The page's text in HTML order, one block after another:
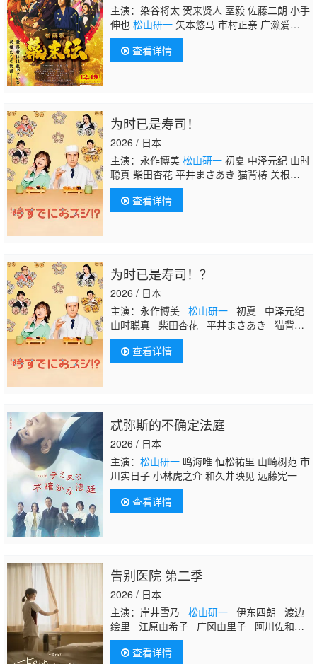
主演：染谷将太 贺来贤人 室毅 佐藤二朗 小手
伸也 松山研一矢本悠马 市村正亲 广濑爱丽
丝 渡部笃郎 胜地凉 岩田刚典 山田孝之 高桥
克实 山下美月 仓悠贵
查看详情
为时已是寿司！
2026 / 日本
主演：永作博美 松山研一初夏 中泽元纪 山时
聪真 柴田杏花 平井まさあき 猫背椿 关根
勤 有働由美子 佐野史郎
查看详情
为时已是寿司！？
2026 / 日本
主演：永作博美 松山研一初夏 中泽元纪
山时聪真 柴田杏花 平井まさあき 猫背椿
关根勤 有働由美子 佐野史郎
查看详情
忒弥斯的不确定法庭
2026 / 日本
主演： 松山研一鸣海唯 恒松祐里 山崎树范 市
川实日子 小林虎之介 和久井映见 远藤宪一
查看详情
告别医院 第二季
2026 / 日本
主演：岸井雪乃 松山研一伊东四朗 渡边
绘里 江原由希子 广冈由里子 阿川佐和子
柄本明
查看详情